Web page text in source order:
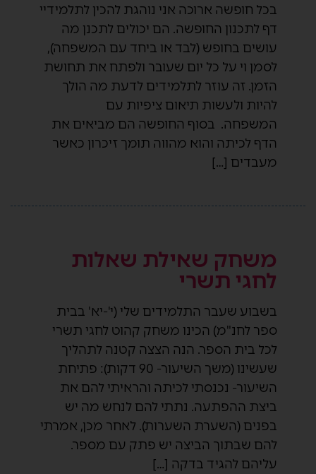
בכל חופשה ארוכה אני נוהגת להכין לתלמידיי
דף לתכנון החופשה. הם יכולים לתכנן מה
עושים בחופש (לבד או ביחד עם המשפחה),
לסמן וי על כל יום שעובר ולפתח את תחושת
הזמן. זה עוזר לתלמידים לדעת מה הולך
להיות ולעשות תיאום ציפיות עם
המשפחה. בסוף החופשה הם מביאים את
הדף לכיתה והוא מהווה תומך זיכרון כאשר
מעבדים […]
משחק שאילת שאלות
לחגי תשרי
בשבוע שעבר התלמידים שלי (י'-יא' בבית
ספר לחנ"מ) הכינו משחק קהוט לחגי תשרי
לכל בית הספר. הנה הצצה קטנה לתהליך
שעשינו (משך השיעור- 90 דקות): פתיחת
השיעור- נכנסתי לכיתה והראיתי להם את
ביצת ההפתעה. נתתי להם לנחש מה יש
בפנים (השערת השערות). לאחר מכן, אמרתי
להם שבתוך הביצה יש פתק עם מספר.
עליהם להגיד בדקה […]